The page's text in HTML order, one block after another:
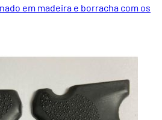
em madeira e borracha com os